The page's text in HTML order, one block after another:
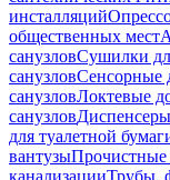
инсталляций
общественных мест
санузловСушилки
санузловСенсорные
санузловЛоктевые
санузлов
для туалетной
вантузы
канализацииТрубы,